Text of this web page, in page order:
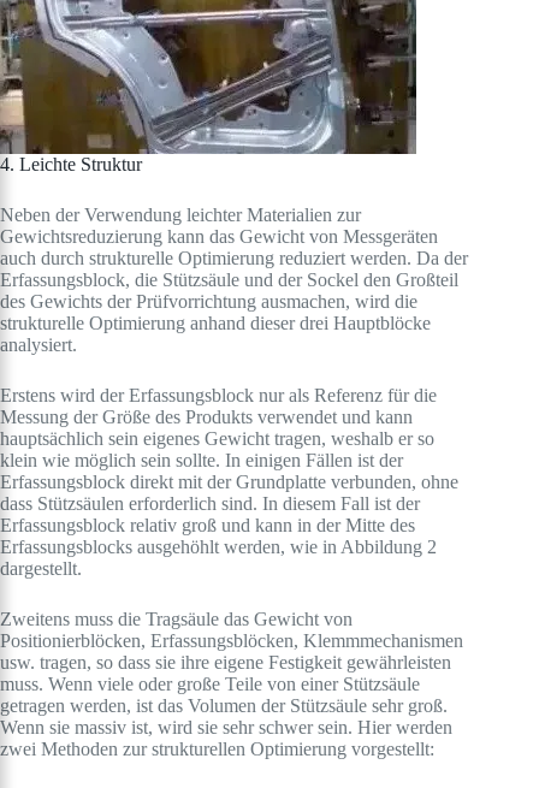
4. Leichte Struktur
Neben der Verwendung leichter Materialien zur
Gewichtsreduzierung kann das Gewicht von Messgeräten
auch durch strukturelle Optimierung reduziert werden. Da der
Erfassungsblock, die Stützsäule und der Sockel den Großteil
des Gewichts der Prüfvorrichtung ausmachen, wird die
strukturelle Optimierung anhand dieser drei Hauptblöcke
analysiert.
Erstens wird der Erfassungsblock nur als Referenz für die
Messung der Größe des Produkts verwendet und kann
hauptsächlich sein eigenes Gewicht tragen, weshalb er so
klein wie möglich sein sollte. In einigen Fällen ist der
Erfassungsblock direkt mit der Grundplatte verbunden, ohne
dass Stützsäulen erforderlich sind. In diesem Fall ist der
Erfassungsblock relativ groß und kann in der Mitte des
Erfassungsblocks ausgehöhlt werden, wie in Abbildung 2
dargestellt.
Zweitens muss die Tragsäule das Gewicht von
Positionierblöcken, Erfassungsblöcken, Klemmmechanismen
usw. tragen, so dass sie ihre eigene Festigkeit gewährleisten
muss. Wenn viele oder große Teile von einer Stützsäule
getragen werden, ist das Volumen der Stützsäule sehr groß.
Wenn sie massiv ist, wird sie sehr schwer sein. Hier werden
zwei Methoden zur strukturellen Optimierung vorgestellt: